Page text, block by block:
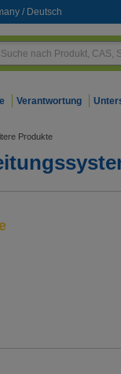
/ Deutsch
Verantwortung
Produkte